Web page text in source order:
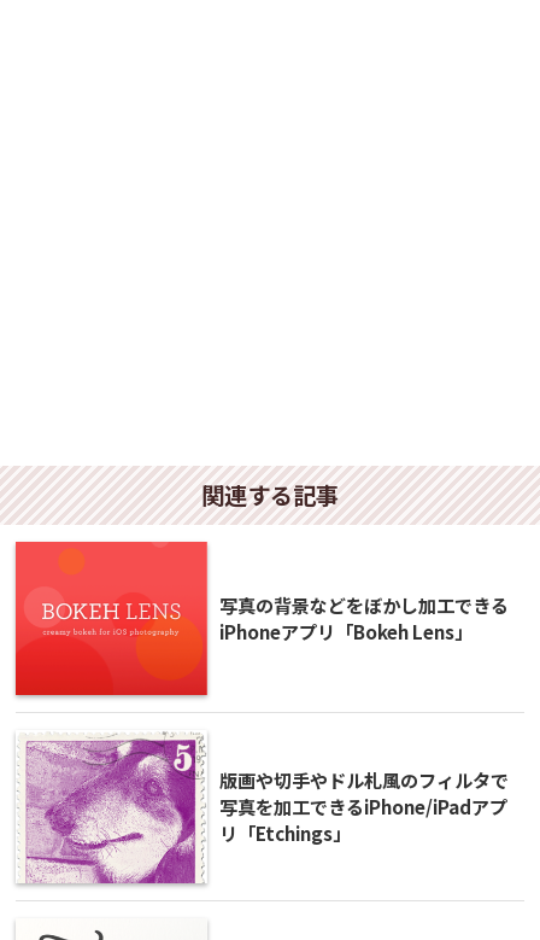
関連する記事
写真の背景などをぼかし加工できる
iPhoneアプリ「Bokeh Lens」
版画や切手やドル札風のフィルタで
写真を加工できるiPhone/iPadアプ
リ「Etchings」